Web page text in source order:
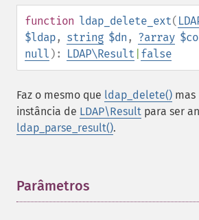
function ldap_delete_ext(
$ldap, string $dn , ?array
null ): LDAP\Result false
Faz o mesmo que ldap_delete()
instância de LDAP\Result para ser
ldap_parse_result().
Parâmetros